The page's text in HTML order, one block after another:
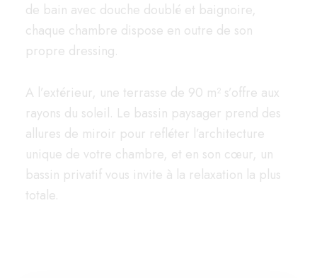
de bain avec douche doublé et baignoire,
chaque chambre dispose en outre de son
propre dressing.
A l’extérieur, une terrasse de 90 m² s’offre aux
rayons du soleil. Le bassin paysager prend des
allures de miroir pour refléter l’architecture
unique de votre chambre, et en son cœur, un
bassin privatif vous invite à la relaxation la plus
totale.